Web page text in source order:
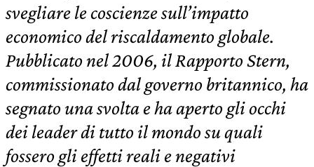
svegliare le coscienze sull’impatto
economico del riscaldamento globale.
Pubblicato nel 2006, il Rapporto Stern,
commissionato dal governo britannico, ha
segnato una svolta e ha aperto gli occhi
dei leader di tutto il mondo su quali
fossero gli effetti reali e negativi